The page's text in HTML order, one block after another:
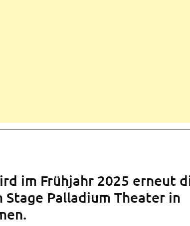
im Frühjahr 2025 erneut
Stage Palladium Theater in